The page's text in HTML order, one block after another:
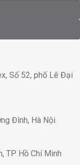
Số 52, phố Lê Đại
Đình, Hà Nội.
TP Hồ Chí Minh